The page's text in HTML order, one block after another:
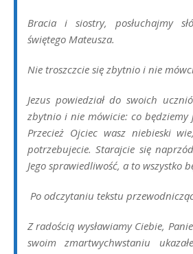
Bracia i siostry, posłuchajmy
świętego Mateusza.
Nie troszczcie się zbytnio i nie
Jezus powiedział do swoich
zbytnio i nie mówicie: co będziemy
Przecież Ojciec wasz niebieski
potrzebujecie. Starajcie się
Jego sprawiedliwość, a to wszystko
Po odczytaniu tekstu
Z radością wysławiamy Ciebie,
swoim zmartwychwstaniu